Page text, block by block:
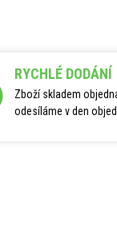
RYCHLÉ DODÁNÍ
Zboží skladem
odesíláme v den